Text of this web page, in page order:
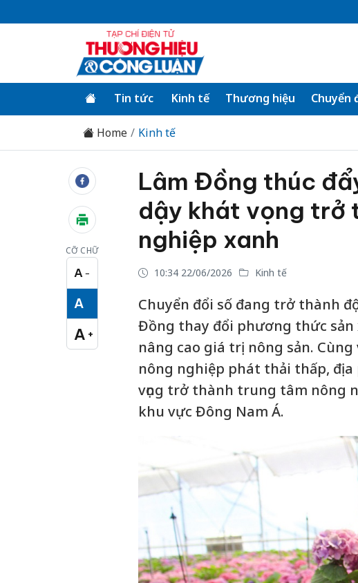
Tin tức Kinh tế Thương hiệu Chuyển
Home Kinh tế
CỠ CHỮ
A −
Cỡ chữ nhỏ
A
Cỡ chữ vừa
A +
Cỡ chữ lớn
Lâm Đồng thúc
dậy khát vọng trở
nghiệp xanh
10:34 22/06/2026 Kinh tế
Chuyển đổi số đang trở thành
Đồng thay đổi phương thức
nâng cao giá trị nông sản.
nông nghiệp phát thải thấp,
vọng trở thành trung tâm nông
khu vực Đông Nam Á.